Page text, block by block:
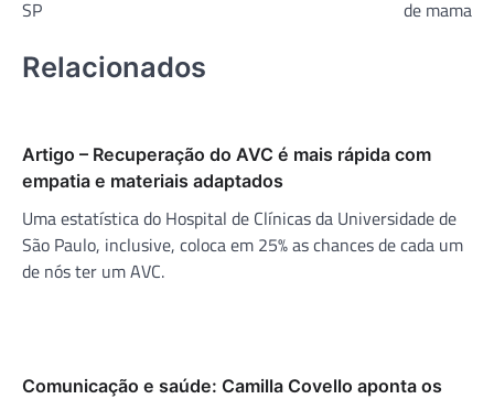
SP de mama
Relacionados
Artigo – Recuperação do AVC é mais rápida com
empatia e materiais adaptados
Uma estatística do Hospital de Clínicas da Universidade de
São Paulo, inclusive, coloca em 25% as chances de cada um
de nós ter um AVC.
Comunicação e saúde: Camilla Covello aponta os